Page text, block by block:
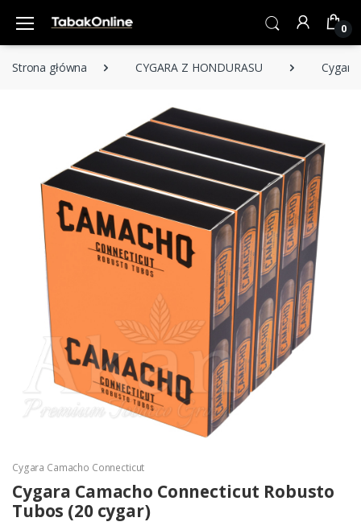
0
Strona główna CYGARA Z HONDURASU
Cygara Camacho Connecticut
Cygara Camacho Connecticut Robusto
Tubos (20 cygar)